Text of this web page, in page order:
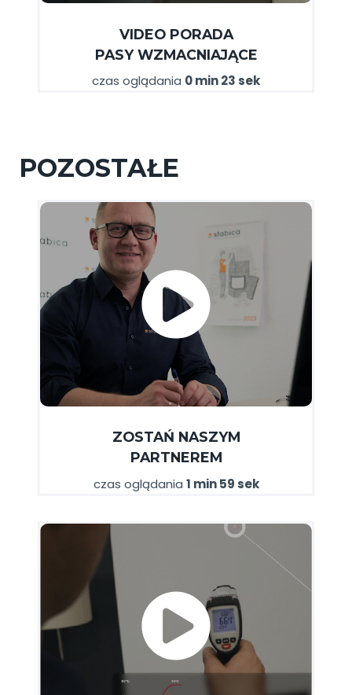
VIDEO PORADA
PASY WZMACNIAJĄCE
czas oglądania 0 min 23 sek
POZOSTAŁE
ZOSTAŃ NASZYM
PARTNEREM
czas oglądania 1 min 59 sek